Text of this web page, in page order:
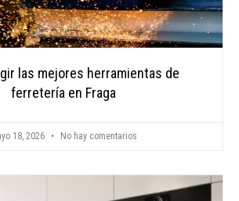
las mejores herramientas de
ferretería en Fraga
18, 2026 No hay comentarios